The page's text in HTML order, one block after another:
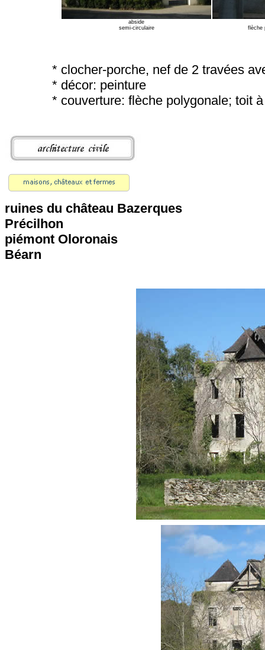
abside
semi-circulaire
flèche
* clocher-porche, nef de 2 travées
* décor: peinture
* couverture: flèche polygonale; toit
ruines du château Bazerques
Précilhon
piémont Oloronais
Béarn